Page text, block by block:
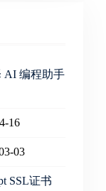
AI 编程助手
16
03
SSL证书